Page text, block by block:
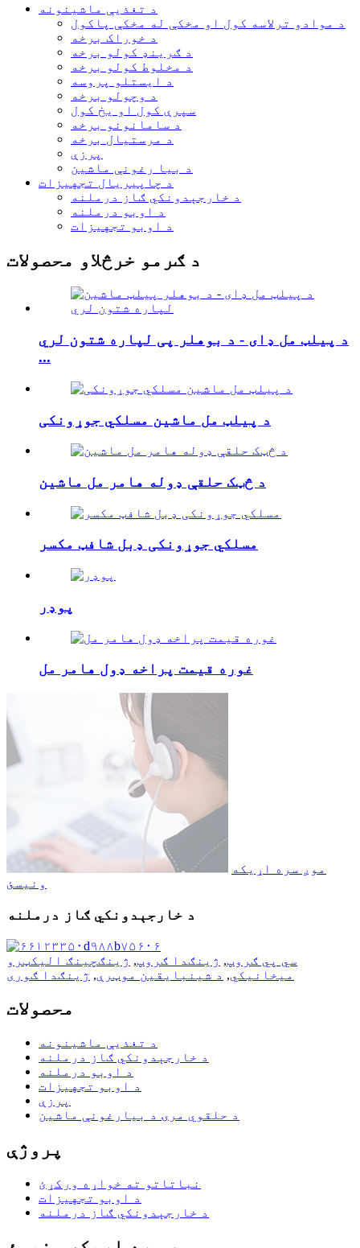
د تغذیې ماشینونه
د موادو ترلاسه کول او مخکې له مخکې پاکول
د خوراک برخه
د ګرینډ کولو برخه
د مخلوط کولو برخه
د ایستلو پروسه
د وچولو برخه
سپرې کول او یخ کول
د سامانونو برخه
د مرستیال برخه
پرزې
د بیا رغونې ماشین
د چاپیریال تجهیزات
د خارجېدونکي ګاز درملنه
د اوبو درملنه
د اوبو تجهیزات
د ګرمو خرڅلاو محصولات
د پیلټ مل ډای - د بوهلر پی لپاره شتون لري
...
د پیلټ مل ماشین مسلکي جوړونکی
د څټک حلقې ډوله هامر مل ماشین
مسلکي جوړونکی ډبل شافټ مکسر
پوډر
غوره قیمت پراخه ډول هامر مل
موږ سره اړیکه
ونیسئ
د خارجېدونکي ګاز درملنه
سي پي ګروپ, ژینګدا ګروپ, ژینګچینګ الیکټرو
میخانیکي, د شينبايقين موټرې, ژینګدا ګوری
محصولات
د تغذیې ماشینونه
د خارجېدونکي ګاز درملنه
د اوبو درملنه
د اوبو تجهیزات
پرزې
د حلقوي مرۍ د بیارغونې ماشین
پروژې
نباتاتو ته خواړه ورکړئ
د اوبو تجهیزات
د خارجېدونکي ګاز درملنه